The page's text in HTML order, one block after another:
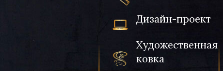
Дизайн-проект
Художественная
ковка